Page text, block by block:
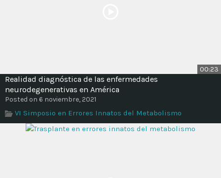
00:23
Realidad diagnóstica de las enfermedades
neurodegenerativas en América
Posted on 6 noviembre, 2021
VI Simposio en Errores Innatos del Metabolismo